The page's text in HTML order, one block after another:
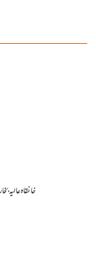
خانقاہ